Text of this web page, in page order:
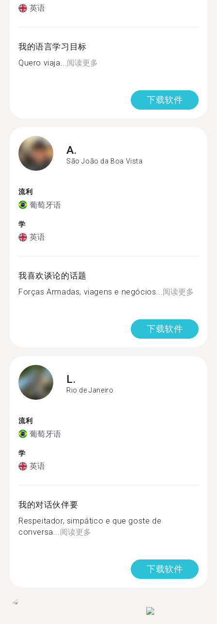
英语
我的语言学习目标
Quero viaja...阅读更多
下载软件
A.
São João da Boa Vista
流利
葡萄牙语
学
英语
我喜欢谈论的话题
Forças Armadas, viagens e negócios...阅读更多
下载软件
L.
Rio de Janeiro
流利
葡萄牙语
学
英语
我的对话伙伴要
Respeitador, simpático e que goste de
conversa...阅读更多
下载软件